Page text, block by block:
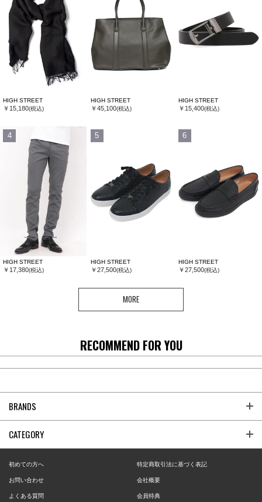
HIGH STREET
￥15,180(税込)
HIGH STREET
￥45,100(税込)
HIGH STREET
￥15,400(税込)
4
HIGH STREET
￥17,380(税込)
5
HIGH STREET
￥27,500(税込)
6
HIGH STREET
￥27,500(税込)
MORE
RECOMMEND FOR YOU
BRANDS
CATEGORY
初めての方へ 特定商取引法に基づく表記
お問い合わせ 会社概要
よくある質問 会員特典